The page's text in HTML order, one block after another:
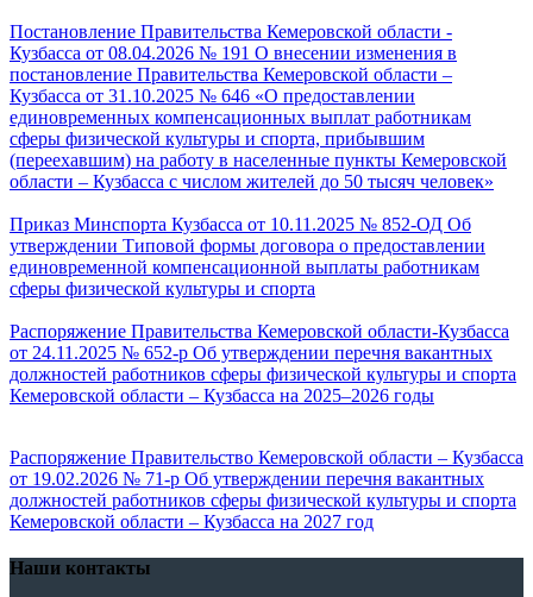
Постановление Правительства Кемеровской области -
Кузбасса от 08.04.2026 № 191 О внесении изменения в
постановление Правительства Кемеровской области –
Кузбасса от 31.10.2025 № 646 «О предоставлении
единовременных компенсационных выплат работникам
сферы физической культуры и спорта, прибывшим
(переехавшим) на работу в населенные пункты Кемеровской
области – Кузбасса с числом жителей до 50 тысяч человек»
Приказ Минспорта Кузбасса от 10.11.2025 № 852-ОД Об
утверждении Типовой формы договора о предоставлении
единовременной компенсационной выплаты работникам
сферы физической культуры и спорта
Распоряжение Правительства Кемеровской области-Кузбасса
от 24.11.2025 № 652-р Об утверждении перечня вакантных
должностей работников сферы физической культуры и спорта
Кемеровской области – Кузбасса на 2025–2026 годы
Распоряжение Правительство Кемеровской области – Кузбасса
от 19.02.2026 № 71-р Об утверждении перечня вакантных
должностей работников сферы физической культуры и спорта
Кемеровской области – Кузбасса на 2027 год
Наши контакты